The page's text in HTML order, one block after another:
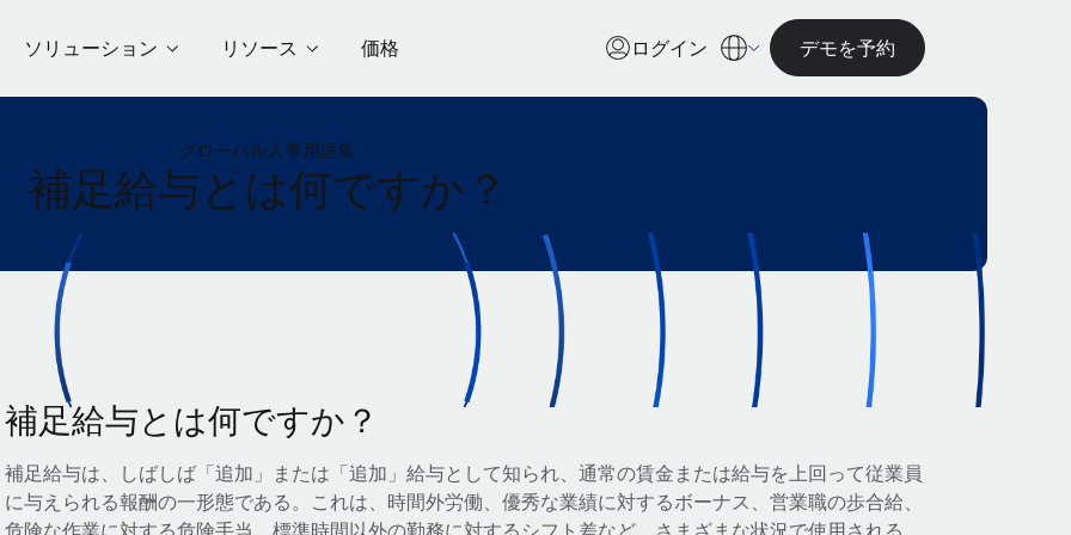
ソリューション リソース 価格 ログイン デモを予約
グローバル人事用語集
補足給与とは何ですか？
補足給与とは何ですか？
補足給与は、しばしば「追加」または「追加」給与として知られ、通常の賃金または給与を上回って従業員
に与えられる報酬の一形態である。これは、時間外労働、優秀な業績に対するボーナス、営業職の歩合給、
危険な作業に対する危険手当、標準時間以外の勤務に対するシフト差など、さまざまな状況で使用される。